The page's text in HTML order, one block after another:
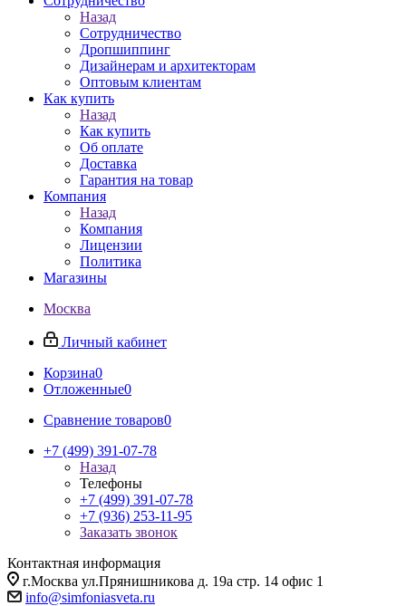
Назад
Сотрудничество
Дропшиппинг
Дизайнерам и архитекторам
Оптовым клиентам
Как купить
Назад
Как купить
Об оплате
Доставка
Гарантия на товар
Компания
Назад
Компания
Лицензии
Политика
Магазины
Москва
Личный кабинет
Корзина0
Отложенные0
Сравнение товаров0
+7 (499) 391-07-78
Назад
Телефоны
+7 (499) 391-07-78
+7 (936) 253-11-95
Заказать звонок
Контактная информация
г.Москва ул.Прянишникова д. 19а стр. 14 офис 1
info@simfoniasveta.ru